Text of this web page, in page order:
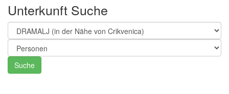
Unterkunft Suche
Suche